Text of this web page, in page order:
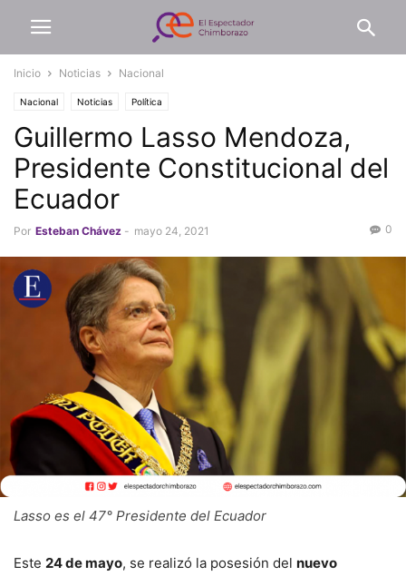
Inicio Noticias Nacional
Nacional Noticias Política
Guillermo Lasso Mendoza,
Presidente Constitucional del
Ecuador
Por Esteban Chávez - mayo 24, 2021 0
Lasso es el 47° Presidente del Ecuador
Este 24 de mayo, se realizó la posesión del nuevo